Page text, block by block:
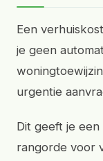
Een
je geen
urgentie
Dit geeft je
rangorde voor